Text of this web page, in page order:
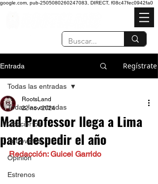
google.com, pub-2505080260247083, DIRECT, f08c47fec0942fa0
Entrada Regístrate
Todas las entradas
Conciertos
Entrevistas
Opinión
Estrenos
Todas las entradas
Mad Professor llega a Lima
para despedir el año
RootsLand
22 nov 2024
Redacción: Guicel Garrido